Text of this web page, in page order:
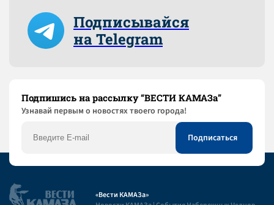
Подписывайся
на Telegram
Подпишись на рассылку “ВЕСТИ КАМАЗа”
Узнaвай первым о новостях твоего города!
«Вести КАМАЗа»